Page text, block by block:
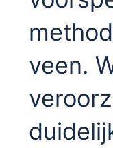
veen.